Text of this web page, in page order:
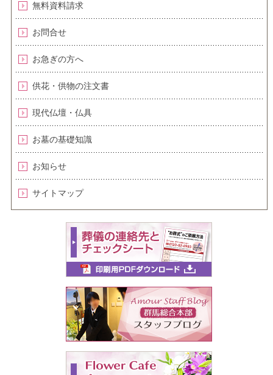
無料資料請求
お問合せ
お急ぎの方へ
供花・供物の注文書
現代仏壇・仏具
お墓の基礎知識
お知らせ
サイトマップ